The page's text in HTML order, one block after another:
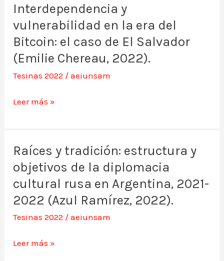
para
el
Espacio
Schengen
2022).
Interdependencia y
vulnerabilidad en la era del
Bitcoin: el caso de El Salvador
(Emilie Chereau, 2022).
Tesinas 2022 /aeiunsam
Interdependencia
y
vulnerabilidad
en
del
el
caso
de
Salvador
2022).
Leer más »
Raíces y tradición: estructura y
objetivos de la diplomacia
cultural rusa en Argentina, 2021-
2022 (Azul Ramírez, 2022).
Tesinas 2022 /aeiunsam
Raíces
y
tradición:
estructura
de
Leer más »